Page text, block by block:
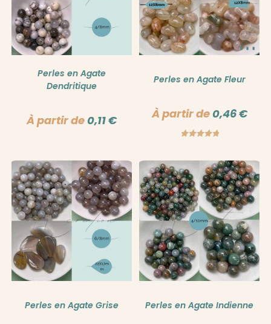
Perles en Agate
Dendritique
À partir de 0,11€
Perles en Agate Fleur
À partir de 0,46€
Perles en Agate Grise Perles en Agate Indienne